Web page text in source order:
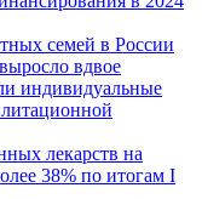
семей в России
вдвое
индивидуальные
лекарств на
38% по итогам I